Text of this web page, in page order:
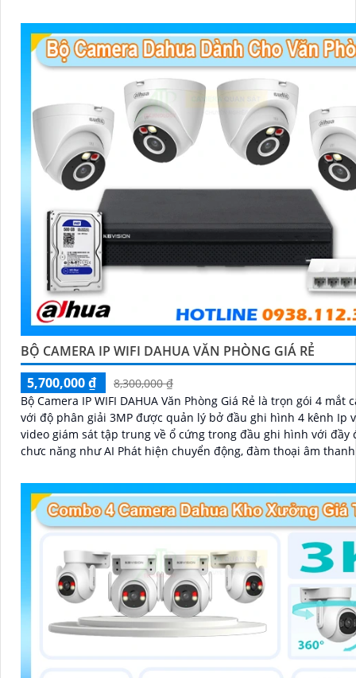
BỘ CAMERA IP WIFI DAHUA VĂN PHÒNG GIÁ RẺ
5,700,000 ₫
8,300,000 ₫
Bộ Camera IP WIFI DAHUA Văn Phòng Giá Rẻ là trọn gói 4 mắt
với độ phân giải 3MP được quản lý bở đầu ghi hình 4 kênh Ip
video giám sát tập trung về ổ cứng trong đầu ghi hình với đầy
chưc năng như AI Phát hiện chuyển động, đàm thoại âm